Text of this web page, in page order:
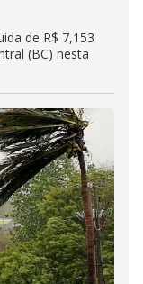
de R$ 7,153
(BC) nesta